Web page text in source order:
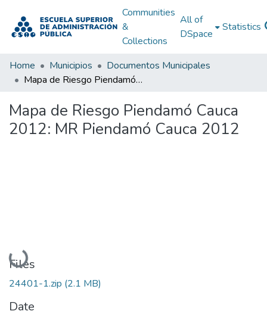
Communities
&
Collections
All of
DSpace
Statistics
Home Municipios
Documentos Municipales
Mapa de Riesgo Piendamó Cauca 2012: MR Piendamó Cauca 2012
Mapa de Riesgo Piendamó Cauca
2012: MR Piendamó Cauca 2012
Loading...
Files
24401-1.zip (2.1 MB)
Date